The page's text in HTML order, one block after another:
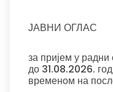
ЈАВНИ ОГЛАС
за пријем у
до 31.08.2026.
временом на